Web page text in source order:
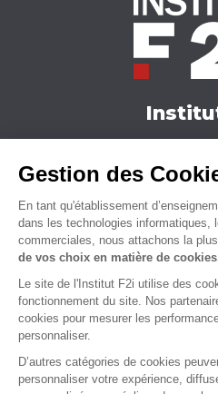
Gestion des
En tant qu'établissement
dans les technologies informatiques,
commerciales, nous attachons la
de vos choix en matière de
Le site de l'Institut F2i utilise des
fonctionnement du site. Nos
cookies pour mesurer les
personnaliser.
D’autres catégories de cookies
personnaliser votre expérience,
Qui